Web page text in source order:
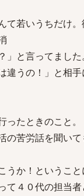
て若いうちだけ
と言ってました。
違うの！」と相
たときのこと。
の苦労話を聞い
うか！ということ
て４０代の担当